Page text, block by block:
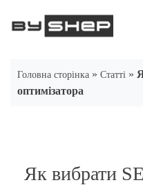
Головна сторінка » Статті »
оптимізатора
Як вибрати